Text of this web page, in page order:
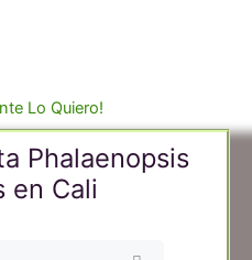
Lo Quiero!
Phalaenopsis
en Cali